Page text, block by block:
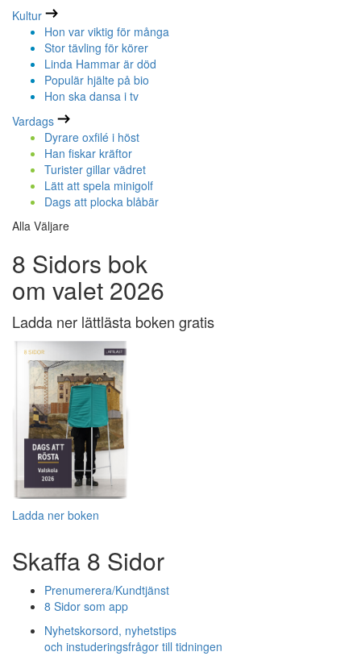
Kultur
Hon var viktig för många
Stor tävling för körer
Linda Hammar är död
Populär hjälte på bio
Hon ska dansa i tv
Vardags
Dyrare oxfilé i höst
Han fiskar kräftor
Turister gillar vädret
Lätt att spela minigolf
Dags att plocka blåbär
Alla Väljare
8 Sidors bok
om valet 2026
Ladda ner lättlästa boken gratis
Ladda ner boken
Skaffa 8 Sidor
Prenumerera/Kundtjänst
8 Sidor som app
Nyhetskorsord, nyhetstips
och instuderingsfrågor till tidningen